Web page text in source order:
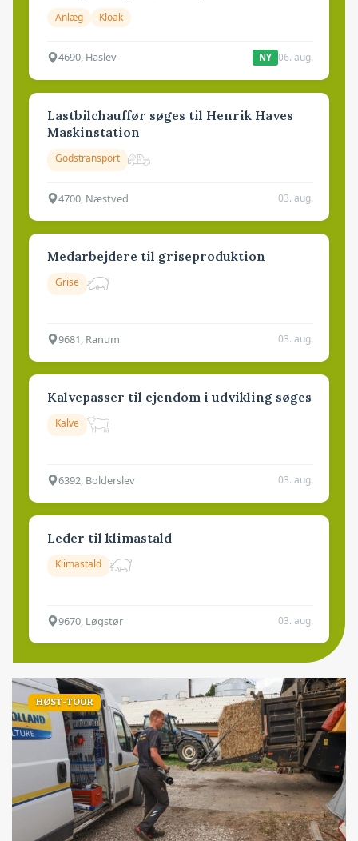
Anlæg Kloak
4690, Haslev NY 06. aug.
Lastbilchauffør søges til Henrik Haves
Maskinstation
Godstransport
4700, Næstved 03. aug.
Medarbejdere til griseproduktion
Grise
9681, Ranum 03. aug.
Kalvepasser til ejendom i udvikling søges
Kalve
6392, Bolderslev 03. aug.
Leder til klimastald
Klimastald
9670, Løgstør 03. aug.
HØST-TOUR